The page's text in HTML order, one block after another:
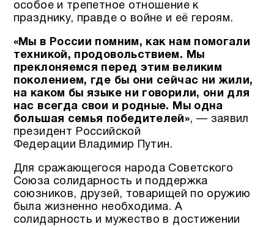
особое и трепетное отношение к
празднику, правде о войне и её героям.
«Мы в России помним, как нам помогали
техникой, продовольствием. Мы
преклоняемся перед этим великим
поколением, где бы они сейчас ни жили,
на каком бы языке ни говорили, они для
нас всегда свои и родные. Мы одна
большая семья победителей», — заявил
президент Российской
Федерации Владимир Путин.
Для сражающегося народа Советского
Союза солидарность и поддержка
союзников, друзей, товарищей по оружию
была жизненно необходима. А
солидарность и мужество в достижении